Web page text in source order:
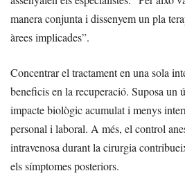
manera conjunta i dissenyem un pla
àrees implicades”.
Concentrar el tractament en una sola
beneficis en la recuperació. Suposa un
impacte biològic acumulat i menys
personal i laboral. A més, el control
intravenosa durant la cirurgia
els símptomes posteriors.